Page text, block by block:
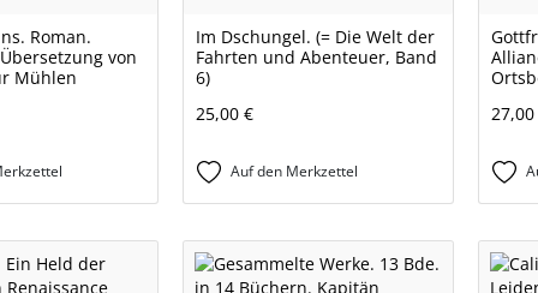
Roman.
von
Mühlen
Im Dschungel. (= Die Welt der
Fahrten und Abenteuer, Band
6)
25,00 €
Auf den Merkzettel